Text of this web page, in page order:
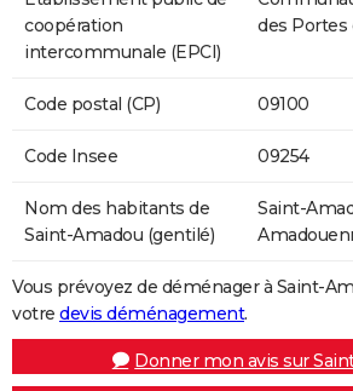
coopération
intercommunale (EPCI)
des Portes
Code postal (CP) 09100
Code Insee 09254
Nom des habitants de
Saint-Amadou (gentilé)
Saint-
Vous prévoyez de déménager à Saint-
votre devis déménagement.
Donner mon avis sur